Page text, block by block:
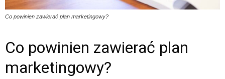
Co powinien zawierać plan marketingowy?
Co powinien zawierać plan
marketingowy?